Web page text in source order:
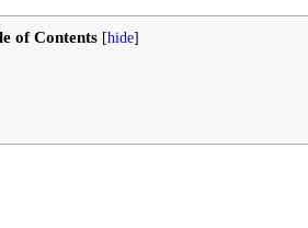
of Contents [hide]